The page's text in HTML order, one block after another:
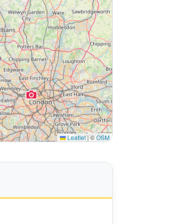
Leaflet|©OSM